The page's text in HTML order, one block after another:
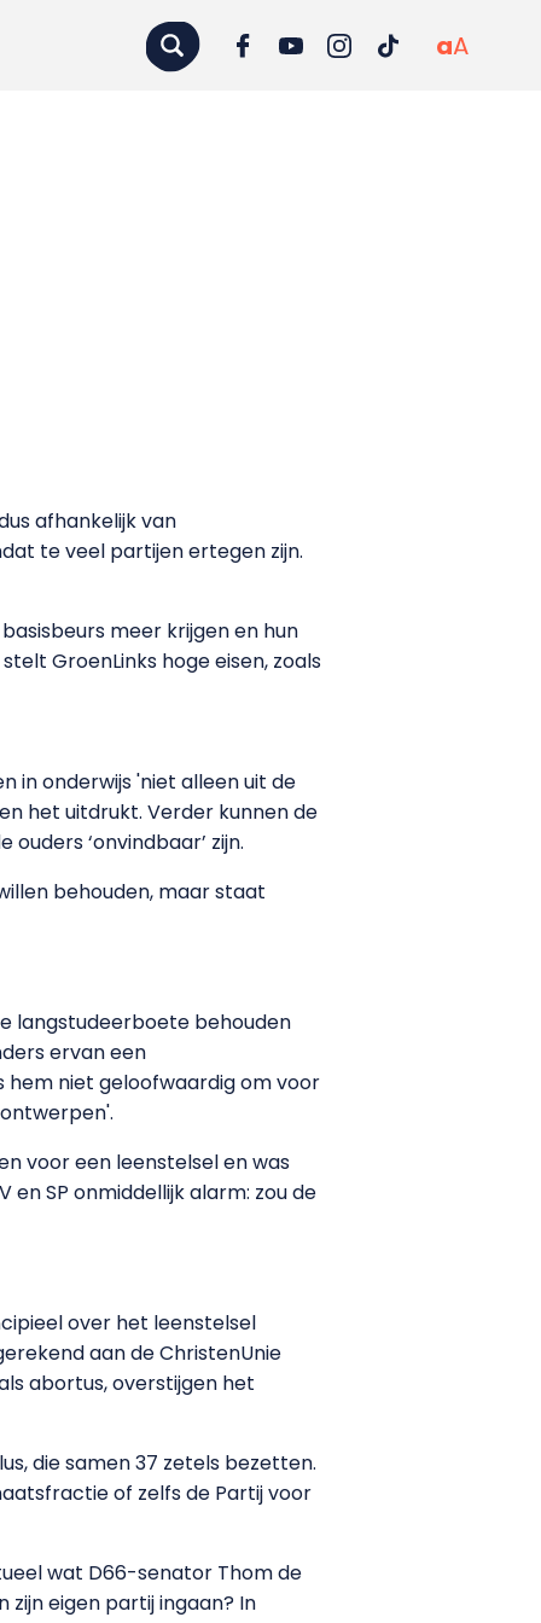
aA
afhankelijk van
te veel partijen ertegen zijn.
meer krijgen en hun
GroenLinks hoge eisen, zoals
in onderwijs 'niet alleen uit de
het uitdrukt. Verder kunnen de
‘onvindbaar’ zijn.
behouden, maar staat
langstudeerboete behouden
ervan een
hem niet geloofwaardig om voor
voor een leenstelsel en was
SP onmiddellijk alarm: zou de
over het leenstelsel
aan de ChristenUnie
abortus, overstijgen het
die samen 37 zetels bezetten.
of zelfs de Partij voor
wat D66-senator Thom de
zijn eigen partij ingaan? In